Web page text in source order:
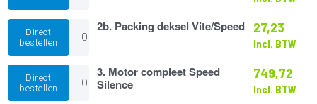
Sanispeed
aantal
Direct
bestellen
2b.
Packing
deksel
Vite/Speed
aantal
2b. Packing deksel Vite/Speed 27,23
Incl. BTW
Direct
bestellen
3.
Motor
compleet
3. Motor compleet Speed
Silence
749,72
Incl. BTW